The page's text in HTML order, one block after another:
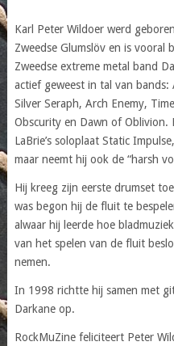
Karl Peter Wildoer werd
Zweedse Glumslöv en is vooral
Zweedse extreme metal band
actief geweest in tal van bands:
Silver Seraph, Arch Enemy,
Obscurity en Dawn of Oblivion.
LaBrie’s soloplaat Static
maar neemt hij ook de “harsh
Hij kreeg zijn eerste drumset
was begon hij de fluit te
alwaar hij leerde hoe
van het spelen van de fluit
nemen.
In 1998 richtte hij samen met
Darkane op.
RockMuZine feliciteert Peter